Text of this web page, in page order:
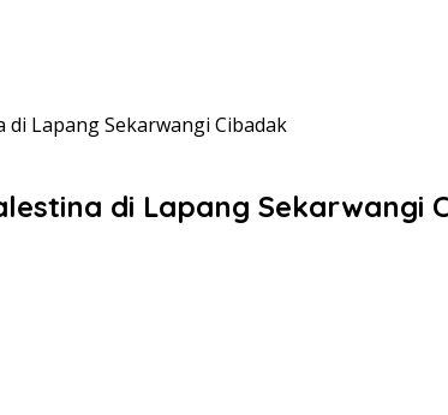
Lapang Sekarwangi Cibadak
di Lapang Sekarwangi